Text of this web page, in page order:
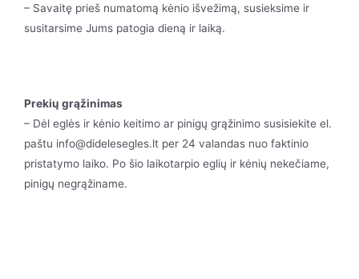
– Savaitę prieš numatomą kėnio išvežimą, susieksime ir
susitarsime Jums patogia dieną ir laiką.
Prekių grąžinimas
– Dėl eglės ir kėnio keitimo ar pinigų grąžinimo susisiekite el.
paštu info@didelesegles.lt per 24 valandas nuo faktinio
pristatymo laiko. Po šio laikotarpio eglių ir kėnių nekečiame,
pinigų negrąžiname.